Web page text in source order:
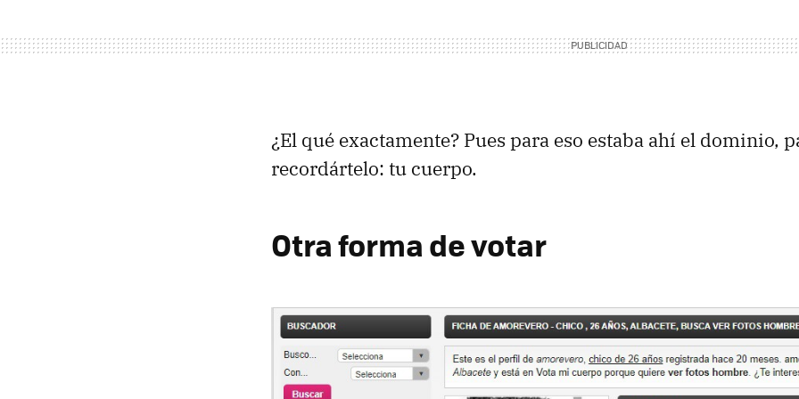
¿El qué exactamente? Pues para eso estaba ahí el dominio,
recordártelo: tu cuerpo.
Otra forma de votar